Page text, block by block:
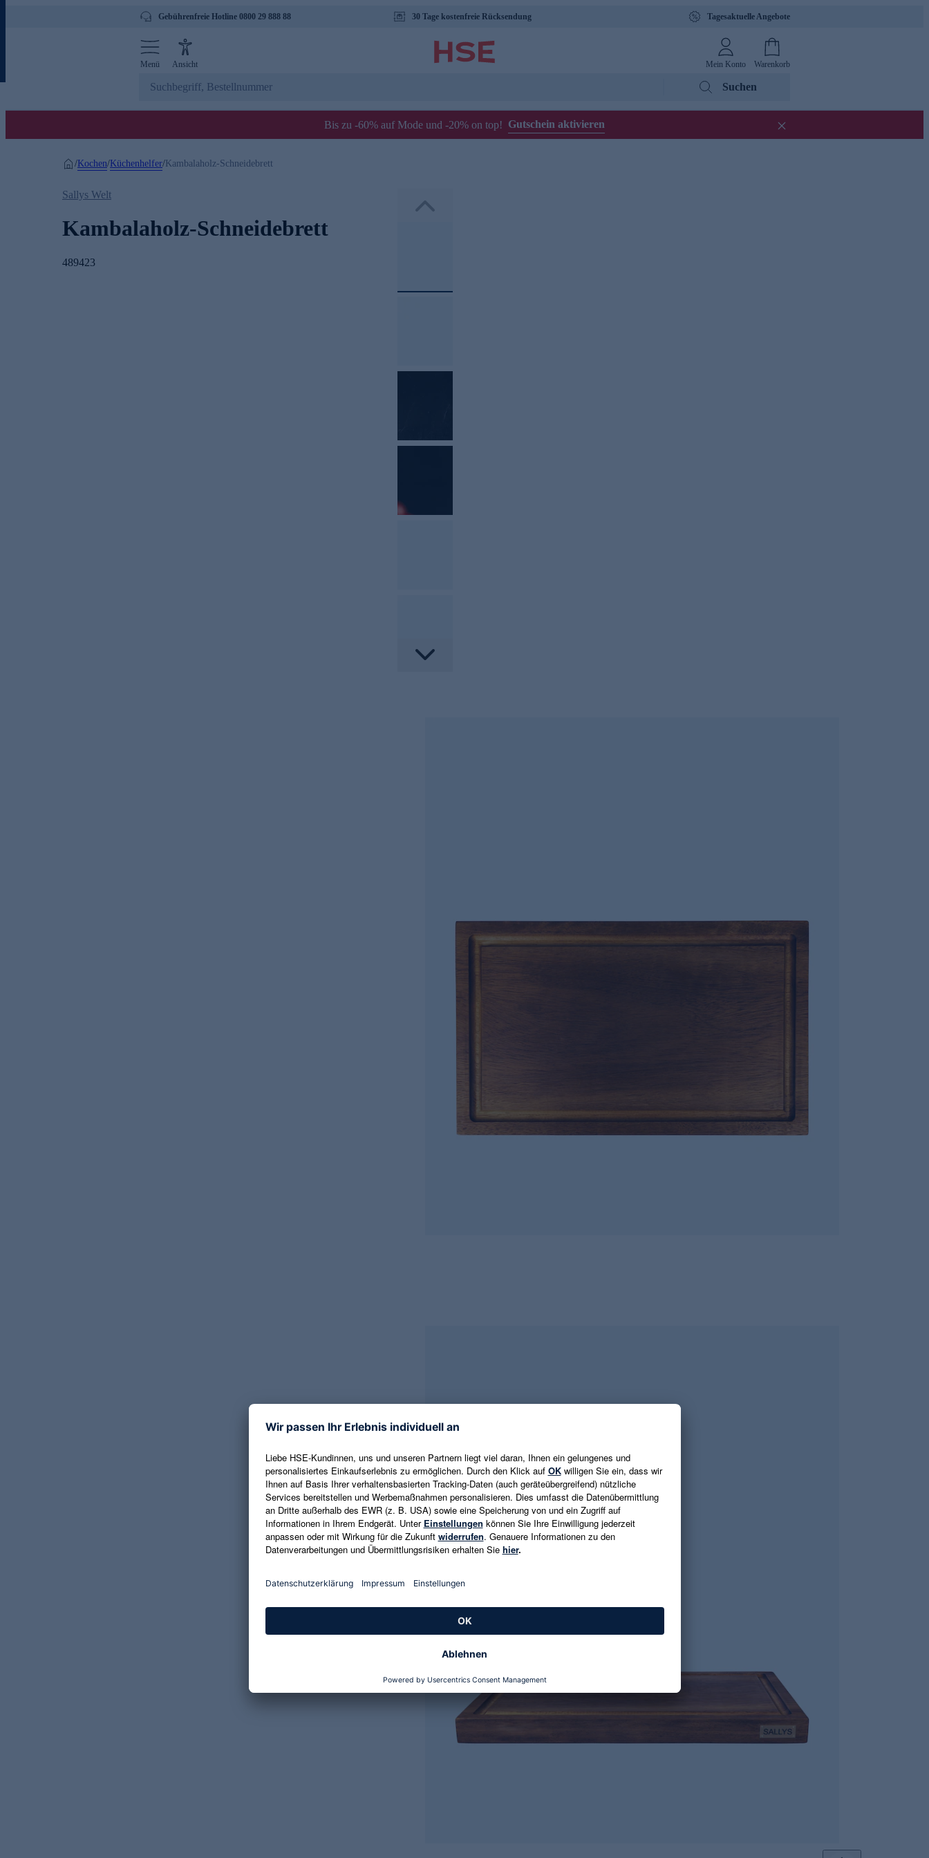
Gebührenfreie Hotline 0800 29 888 88 30 Tage kostenfreie Rücksendung Tagesaktuelle Angebote
Menü Ansicht Mein Konto Warenkorb
Suchen
Bis zu -60% auf Mode und -20% on top! Gutschein aktivieren
/Kochen/Küchenhelfer/ Kambalaholz-Schneidebrett
Sallys Welt
Kambalaholz-Schneidebrett
489423